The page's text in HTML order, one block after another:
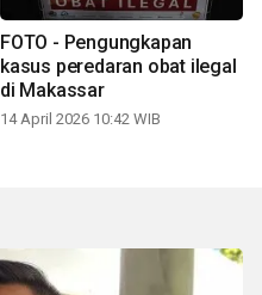
FOTO - Pengungkapan
kasus peredaran obat ilegal
di Makassar
14 April 2026 10:42 WIB